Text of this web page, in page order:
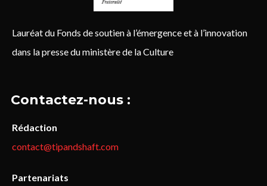
Lauréat du Fonds de soutien à l’émergence et à l’innovation
dans la presse du ministère de la Culture
Contactez-nous :
Rédaction
contact@tipandshaft.com
Partenariats